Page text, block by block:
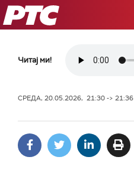
РТС
Читај ми!
СРЕДА, 20.05.2026, 21:30 -> 21:36